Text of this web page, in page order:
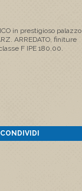
in prestigioso palazzo
ARREDATO, finiture
F IPE 180,00.
CONDIVIDI